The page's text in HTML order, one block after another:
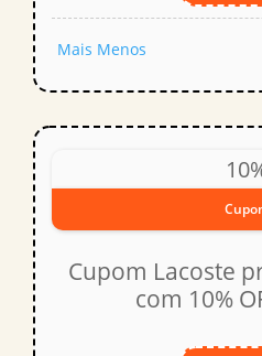
Mais Menos
Cupom Lacoste
com 10%